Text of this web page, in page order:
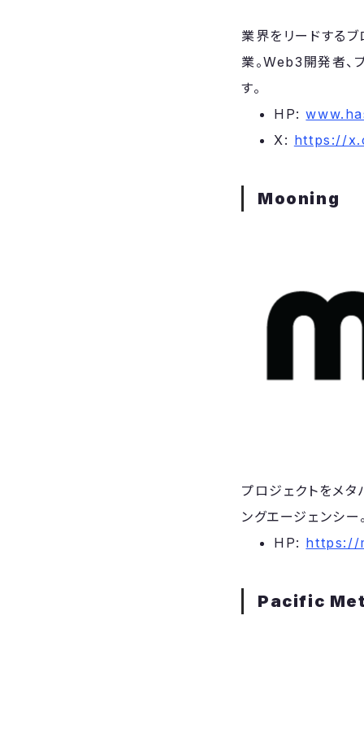
業界をリードするブ
業。Web3開発者、
す。
​HP:
​X: https://
Mooning
プロジェクトをメ
ングエージェンシー。
​HP: https://
Pacific